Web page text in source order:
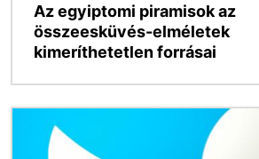
Az egyiptomi piramisok az
összeesküvés-elméletek
kimeríthetetlen forrásai